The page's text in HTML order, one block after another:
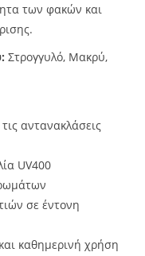
των φακών και
Στρογγυλό, Μακρύ,
αντανακλάσεις
UV400
σε έντονη
καθημερινή χρήση